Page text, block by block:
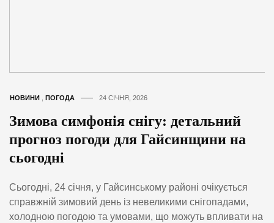
НОВИНИ ПОГОДА 24 СІЧНЯ, 2026
Зимова симфонія снігу: детальний
прогноз погоди для Гайсинщини на
сьогодні
Сьогодні, 24 січня, у Гайсинському районі очікується
справжній зимовий день із невеликими снігопадами,
холодною погодою та умовами, що можуть впливати на